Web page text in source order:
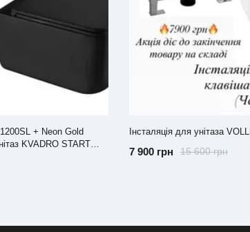
+ Neon Gold
KVADRO START
Інсталяція для унітаза
15 600 грн
7 900 грн